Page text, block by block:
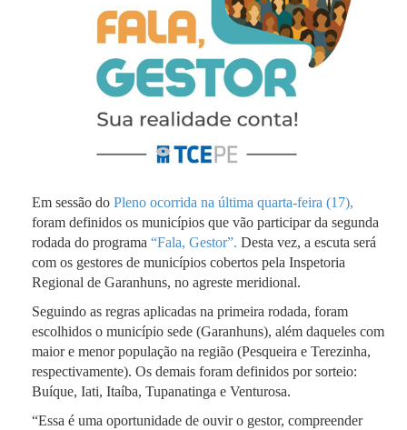
Em sessão do Pleno ocorrida na última quarta-feira (17),
foram definidos os municípios que vão participar da segunda
rodada do programa “Fala, Gestor”. Desta vez, a escuta será
com os gestores de municípios cobertos pela Inspetoria
Regional de Garanhuns, no agreste meridional.
Seguindo as regras aplicadas na primeira rodada, foram
escolhidos o município sede (Garanhuns), além daqueles com
maior e menor população na região (Pesqueira e Terezinha,
respectivamente). Os demais foram definidos por sorteio:
Buíque, Iati, Itaíba, Tupanatinga e Venturosa.
“Essa é uma oportunidade de ouvir o gestor, compreender